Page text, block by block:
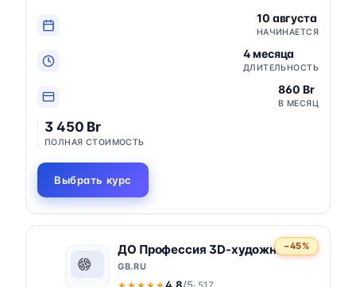
10 августа
НАЧИНАЕТСЯ
4 месяца
ДЛИТЕЛЬНОСТЬ
860 Br
В МЕСЯЦ
3 450 Br
ПОЛНАЯ СТОИМОСТЬ
Выбрать курс
−45%
ДО Профессия 3D-художник
GB.RU
· 517